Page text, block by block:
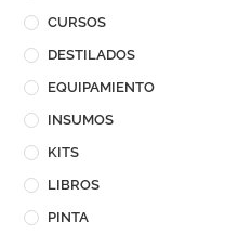
CURSOS
DESTILADOS
EQUIPAMIENTO
INSUMOS
KITS
LIBROS
PINTA